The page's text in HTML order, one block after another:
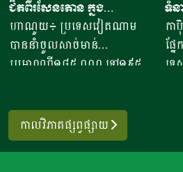
ចេញអង្ករសម្រាប់ឆ្នាំ២០២៦នេះ
នឹងសម្រេចបានជោគជ័យតាម
ផែនការ ហើយ​មិនមានបញ្ហាអ្វី
ចោទនោះទេ ជាពិសេស ស្រប
រដ្ឋាភិបាល ដឹកនាំរបស់ស
ម្តេចតេជោ ហ៊ុន សែន ជាអតីត
សៀ
ធ្វ
ពល
អន្
ជិតពីរសែនតោន ក្នុង
ឆមាសទី១ ដោយភាគច្រើននាំ
ចូលពីអាម៉េរិក
ហាណូយ៖ ប្រទេសវៀតណាម
បាននាំចូលសាច់មាន់
ប្រមាណពី១៨៥ ០០០ ទៅ១៩៥
នាំចូលពីសហរដ្ឋអាម៉េរិក មាន
រហូតដល់ជិត៦២ភាគរយនៃ
ទំន
ប្រ
កិច្
វិទ្
កា
ផ្ន
ទេ
កាលវិភាគផ្សព្វផ្សាយ